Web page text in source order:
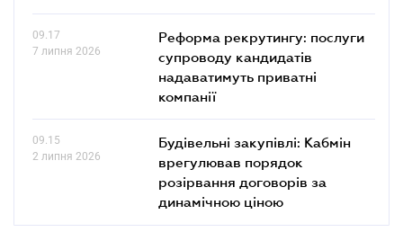
09.17
7 липня 2026
Реформа рекрутингу: послуги
супроводу кандидатів
надаватимуть приватні
компанії
09.15
2 липня 2026
Будівельні закупівлі: Кабмін
врегулював порядок
розірвання договорів за
динамічною ціною